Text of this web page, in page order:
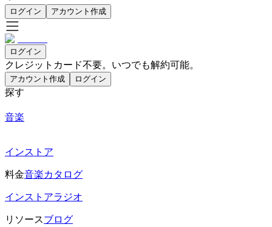
ログイン アカウント作成
ログイン
クレジットカード不要。いつでも解約可能。
アカウント作成 ログイン
探す
音楽
インストア
料金音楽カタログ
インストアラジオ
リソースブログ